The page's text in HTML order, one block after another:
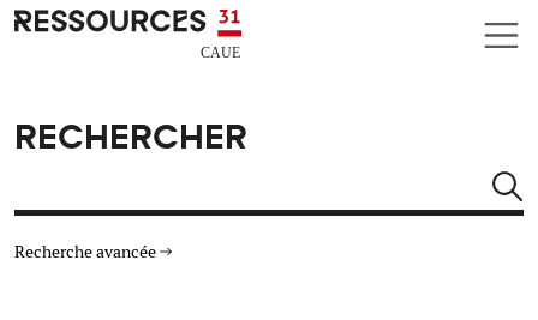
Aller au contenu principal
CAUE RESSOURCES 31
RECHERCHER
Recherche avancée